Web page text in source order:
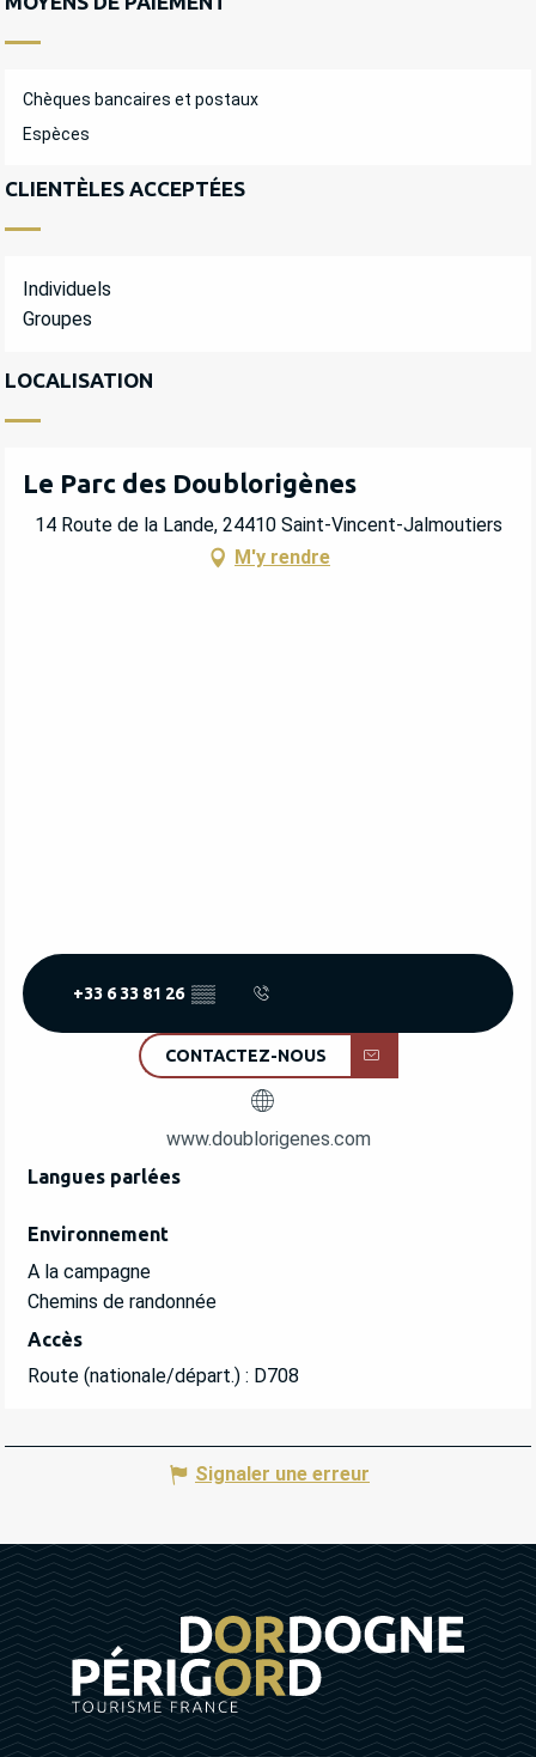
Chèques bancaires et postaux
Espèces
CLIENTÈLES ACCEPTÉES
Individuels
Groupes
LOCALISATION
Le Parc des Doublorigènes
14 Route de la Lande, 24410 Saint-Vincent-Jalmoutiers
M'y rendre
+33 6 33 81 26 ▒▒
CONTACTEZ-NOUS
www.doublorigenes.com
Langues parlées
Langues parlées
Environnement
Environnement
A la campagne
Chemins de randonnée
Accès
Accès
Route (nationale/départ.) : D708
Signaler une erreur